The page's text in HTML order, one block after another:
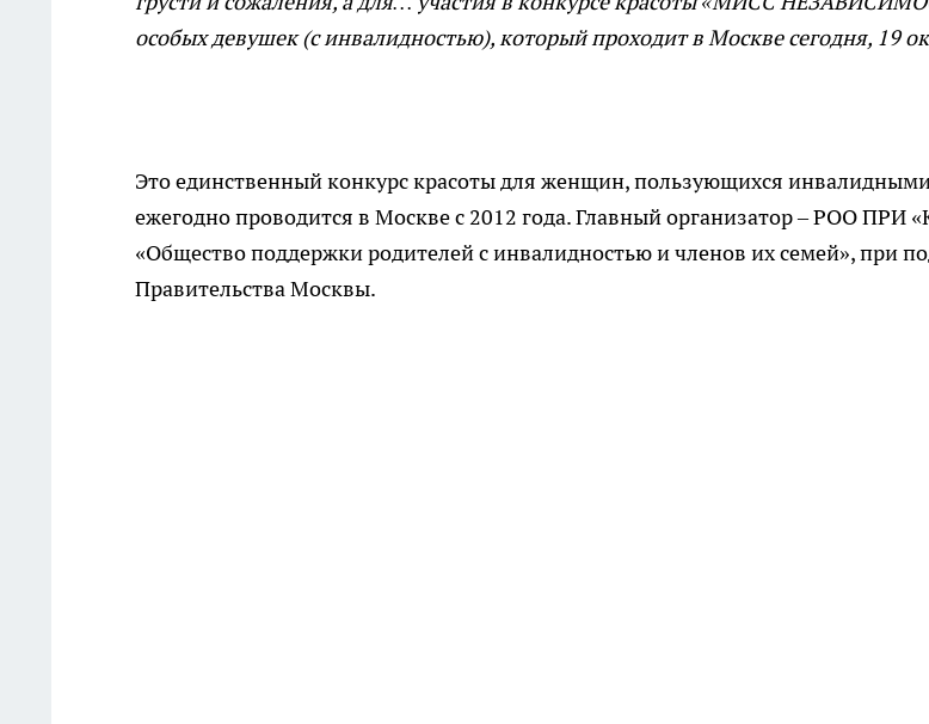
особых девушек (с инвалидностью), который проходит в Москве сегодня, 19
Это единственный конкурс красоты для женщин, пользующихся
ежегодно проводится в Москве с 2012 года. Главный организатор – РОО
«Общество поддержки родителей с инвалидностью и членов их семей», при
Правительства Москвы.